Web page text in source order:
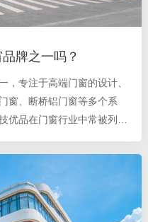
牌之一吗？
，专注于高端门窗的设计、
窗、断桥铝门窗等多个系
优品在门窗行业中常被列为